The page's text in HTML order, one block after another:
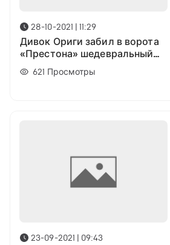
28-10-2021 | 11:29
Дивок Ориги забил в ворота
«Престона» шедевральный
гол ударом скорпион
621 Просмотры
23-09-2021 | 09:43